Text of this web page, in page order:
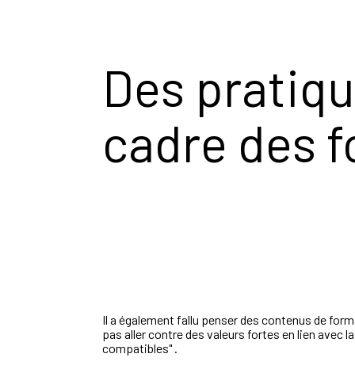
Des
cadre des
Il a également fallu penser des contenus de
pas aller contre des valeurs fortes en lien avec
compatibles" .